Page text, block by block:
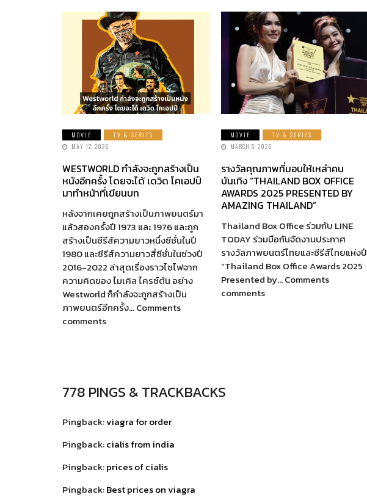
MOVIE
TV & SERIES
MAY 12, 2026
WESTWORLD กำลังจะถูกสร้างเป็น
หนังอีกครั้ง โดยจะได้ เดวิด โคเอปป์
มาทำหน้าที่เขียนบท
หลังจากเคยถูกสร้างเป็นภาพยนตร์มา
แล้วสองครั้งปี 1973 และ 1976 และถูก
สร้างเป็นซีรีส์ความยาวหนึ่งซีซั่นในปี
1980 และซีรีส์ความยาวสี่ซีซั่นในช่วงปี
2016-2022 ล่าสุดเรื่องราวไซไฟจาก
ความคิดของ ไมเคิล ไครช์ตัน อย่าง
Westworld ก็กำลังจะถูกสร้างเป็น
ภาพยนตร์อีกครั้ง… Comments
comments
MOVIE
TV & SERIES
MARCH 5, 2026
รางวัลคุณภาพที่มอบให้เหล่าคน
บันเทิง “THAILAND BOX OFFICE
AWARDS 2025 PRESENTED BY
AMAZING THAILAND”
Thailand Box Office ร่วมกับ LINE
TODAY ร่วมมือกันจัดงานประกาศ
รางวัลภาพยนตร์ไทยและซีรีส์ไทยแห่งปี
“Thailand Box Office Awards 2025
Presented by… Comments
comments
778 PINGS & TRACKBACKS
Pingback:viagra for order
Pingback:cialis from india
Pingback:prices of cialis
Pingback:Best prices on viagra